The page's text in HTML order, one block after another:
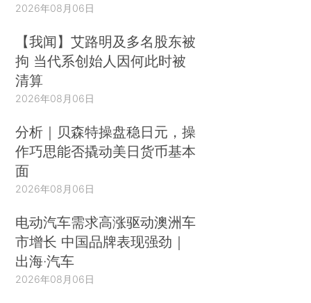
2026年08月06日
【我闻】艾路明及多名股东被
拘 当代系创始人因何此时被
清算
2026年08月06日
分析｜贝森特操盘稳日元，操
作巧思能否撬动美日货币基本
面
2026年08月06日
电动汽车需求高涨驱动澳洲车
市增长 中国品牌表现强劲｜
出海·汽车
2026年08月06日